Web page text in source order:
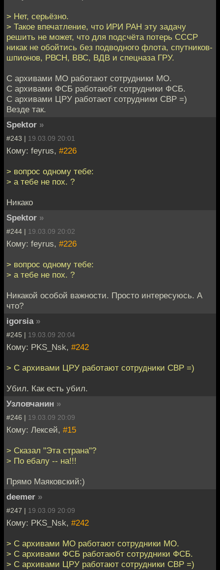
> Нет, серьёзно.
> Такое впечатление, что ИРИ РАН эту задачу
решить не может, что для подсчёта потерь СССР
никак не обойтись без подводного флота, спутников-
шпионов, РВСН, ВВС, ВДВ и спецназа ГРУ.
С архивами МО работают сотрудники МО.
С архивами ФСБ работаюбт сотрудники ФСБ.
С архивами ЦРУ работают сотрудники СВР =)
Везде так.
Spektor »
#243 | 19.03.09 20:01
Кому: feyrus, #226
> вопрос одному тебе:
> а тебе не пох. ?
Никако
Spektor »
#244 | 19.03.09 20:02
Кому: feyrus, #226
> вопрос одному тебе:
> а тебе не пох. ?
Никакой особой важности. Просто интересуюсь. А
что?
igorsia »
#245 | 19.03.09 20:04
Кому: PKS_Nsk, #242
> С архивами ЦРУ работают сотрудники СВР =)
Убил. Как есть убил.
Узловчанин »
#246 | 19.03.09 20:09
Кому: Лексей, #15
> Сказал "Эта страна"?
> По ебалу -- на!!!
Прямо Маяковский:)
deemer »
#247 | 19.03.09 20:09
Кому: PKS_Nsk, #242
> С архивами МО работают сотрудники МО.
> С архивами ФСБ работаюбт сотрудники ФСБ.
> С архивами ЦРУ работают сотрудники СВР =)